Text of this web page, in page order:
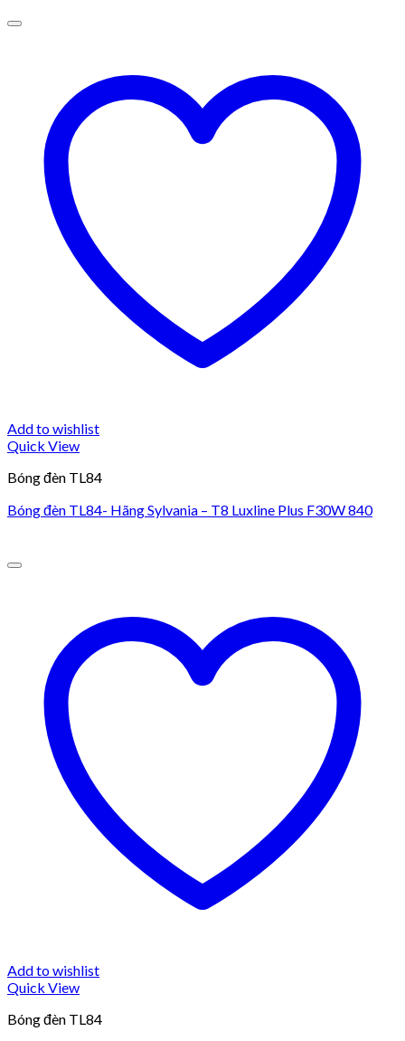
Add to wishlist
Quick View
Bóng đèn TL84
Bóng đèn TL84- Hãng Sylvania – T8 Luxline Plus F30W 840
Add to wishlist
Quick View
Bóng đèn TL84